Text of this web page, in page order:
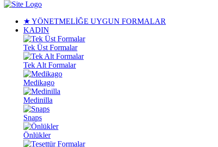
★ YÖNETMELİĞE UYGUN FORMALAR
KADIN
Tek Üst Formalar
Tek Alt Formalar
Medikago
Medinilla
Snaps
Önlükler